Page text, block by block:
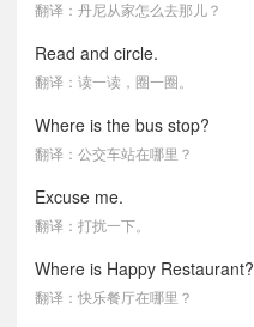
翻译：丹尼从家怎么去那儿？
Read and circle.
翻译：读一读，圈一圈。
Where is the bus stop?
翻译：公交车站在哪里？
Excuse me.
翻译：打扰一下。
Where is Happy Restaurant?
翻译：快乐餐厅在哪里？